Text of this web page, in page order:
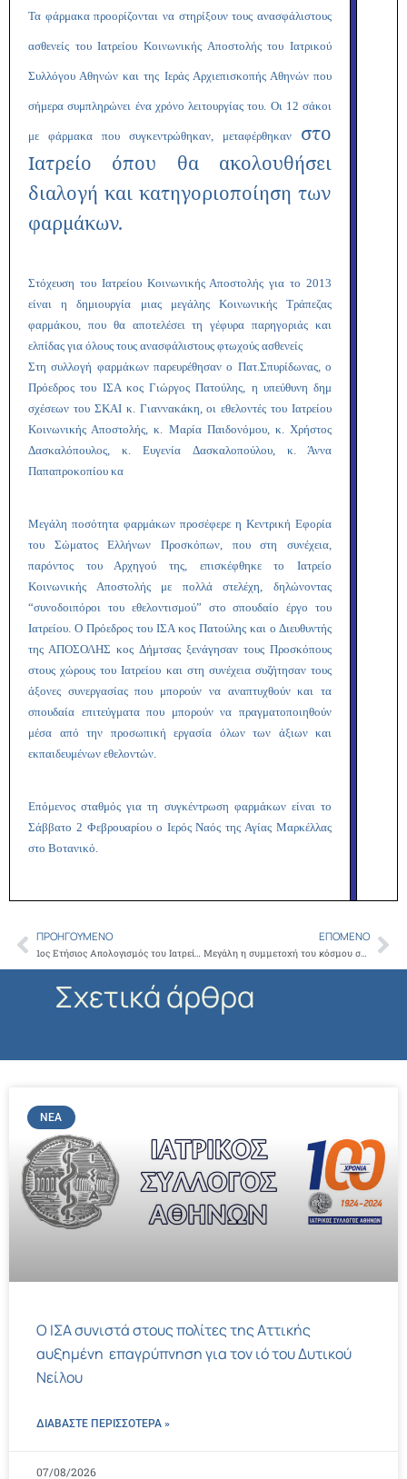
Τα φάρμακα προορίζονται να στηρίξουν τους ανασφάλιστους
ασθενείς του Ιατρείου Κοινωνικής Αποστολής του Ιατρικού
Συλλόγου Αθηνών και της Ιεράς Αρχιεπισκοπής Αθηνών που
σήμερα συμπληρώνει ένα χρόνο λειτουργίας του. Οι 12 σάκοι
με φάρμακα που συγκεντρώθηκαν, μεταφέρθηκαν στο
Ιατρείο όπου θα ακολουθήσει
διαλογή και κατηγοριοποίηση των
φαρμάκων.
Στόχευση του Ιατρείου Κοινωνικής Αποστολής για το 2013
είναι η δημιουργία μιας μεγάλης Κοινωνικής Τράπεζας
φαρμάκου, που θα αποτελέσει τη γέφυρα παρηγοριάς και
ελπίδας για όλους τους ανασφάλιστους φτωχούς ασθενείς
Στη συλλογή φαρμάκων παρευρέθησαν ο Πατ.Σπυρίδωνας, ο
Πρόεδρος του ΙΣΑ κος Γιώργος Πατούλης, η υπεύθυνη δημ
σχέσεων του ΣΚΑΙ κ. Γιαννακάκη, οι εθελοντές του Ιατρείου
Κοινωνικής Αποστολής, κ. Μαρία Παιδονόμου, κ. Χρήστος
Δασκαλόπουλος, κ. Ευγενία Δασκαλοπούλου, κ. Άννα
Παπαπροκοπίου κα
Μεγάλη ποσότητα φαρμάκων προσέφερε η Κεντρική Εφορία
του Σώματος Ελλήνων Προσκόπων, που στη συνέχεια,
παρόντος του Αρχηγού της, επισκέφθηκε το Ιατρείο
Κοινωνικής Αποστολής με πολλά στελέχη, δηλώνοντας
“συνοδοιπόροι του εθελοντισμού” στο σπουδαίο έργο του
Ιατρείου. Ο Πρόεδρος του ΙΣΑ κος Πατούλης και ο Διευθυντής
της ΑΠΟΣΟΛΗΣ κος Δήμτσας ξενάγησαν τους Προσκόπους
στους χώρους του Ιατρείου και στη συνέχεια συζήτησαν τους
άξονες συνεργασίας που μπορούν να αναπτυχθούν και τα
σπουδαία επιτεύγματα που μπορούν να πραγματοποιηθούν
μέσα από την προσωπική εργασία όλων των άξιων και
εκπαιδευμένων εθελοντών.
Επόμενος σταθμός για τη συγκέντρωση φαρμάκων είναι το
Σάββατο 2 Φεβρουαρίου ο Ιερός Ναός της Αγίας Μαρκέλλας
στο Βοτανικό.
Prev
ΠΡΟΗΓΟΎΜΕΝΟ
1ος Ετήσιος Απολογισμός του Ιατρείου Κοινωνικης Αποστολης πρωτοστατούντος του Αρχιεπισκόπου: φάρμακα – κατ οίκον νοσηλεία και νοσοκομειακή περίθαλψη οι στόχοι του 2013
ΕΠΌΜΕΝΟ
Μεγάλη η συμμετοχή του κόσμου στα φάρμακα και στη Ζωοδόχο Πηγή – Το Σώμα Ελλήνων Προσκόπων συνοδοιπόρος στο έργο του Ιατρείου Κοινωνικής Αποστολής
Σχετικά άρθρα
ΝΈΑ
Ο ΙΣΑ συνιστά στους πολίτες της Αττικής
αυξημένη επαγρύπνηση για τον ιό του Δυτικού
Νείλου
ΔΙΑΒΑΣΤΕ ΠΕΡΙΣΣΌΤΕΡΑ »
07/08/2026